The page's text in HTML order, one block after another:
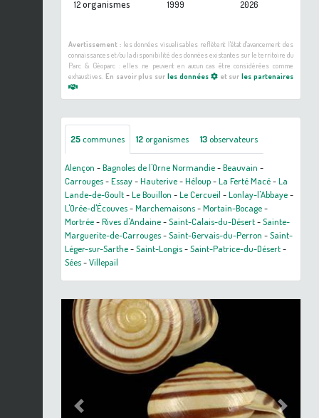
12organismes 1999 2026
Avertissement :les données visualisables reflètent l'état d'avancement des
connaissances et/ou la disponibilité des données existantes sur le territoire du
Parc & Géoparc : elles ne peuvent en aucun cas être considérées comme
exhaustives. En savoir plus sur les données et surles partenaires
25communes 12organismes 13observateurs
Alençon -Bagnoles de l'Orne Normandie-Beauvain -
Carrouges-Essay-Hauterive-Héloup-La Ferté Macé-La
Lande-de-Goult-Le Bouillon -Le Cercueil -Lonlay-l'Abbaye-
L'Orée-d'Écouves-Marchemaisons-Mortain-Bocage-
Mortrée-Rives d'Andaine-Saint-Calais-du-Désert-Sainte-
Marguerite-de-Carrouges-Saint-Gervais-du-Perron -Saint-
Léger-sur-Sarthe-Saint-Longis-Saint-Patrice-du-Désert-
Sées-Villepail
Previous Next